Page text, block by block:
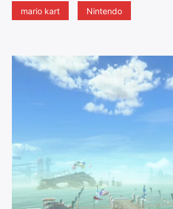
mario kart Nintendo